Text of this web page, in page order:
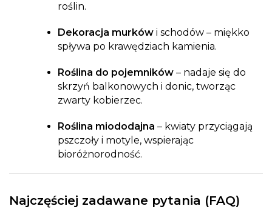
roślin.
Dekoracja murków i schodów – miękko
spływa po krawędziach kamienia.
Roślina do pojemników – nadaje się do
skrzyń balkonowych i donic, tworząc
zwarty kobierzec.
Roślina miododajna – kwiaty przyciągają
pszczoły i motyle, wspierając
bioróżnorodność.
Najczęściej zadawane pytania (FAQ)